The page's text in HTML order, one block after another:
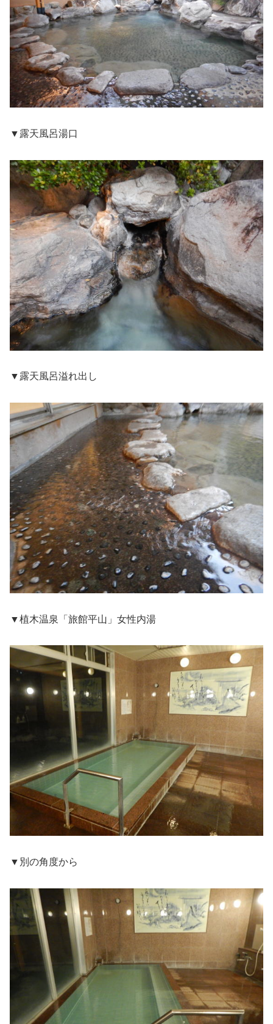
▼露天風呂湯口
▼露天風呂溢れ出し
▼植木温泉「旅館平山」女性内湯
▼別の角度から